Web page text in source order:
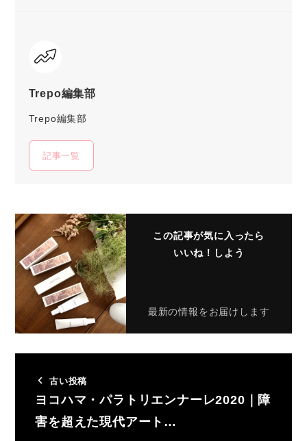
Trepo編集部
Trepo編集部
記事一覧
この記事が気に入ったら
いいね！しよう
最新の情報をお届けします
古い投稿
ヨコハマ・パラトリエンナーレ2020｜障
害を超えた現代アート…